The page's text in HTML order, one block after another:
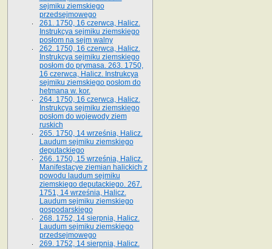
sejmiku ziemskiego
przedsejmowego
261. 1750, 16 czerwca, Halicz.
Instrukcya sejmiku ziemskiego
posłom na sejm walny
262. 1750, 16 czerwca, Halicz.
Instrukcya sejmiku ziemskiego
posłom do prymasa. 263. 1750,
16 czerwca, Halicz. Instrukcya
sejmiku ziemskiego posłom do
hetmana w. kor.
264. 1750, 16 czerwca, Halicz.
Instrukcya sejmiku ziemskiego
posłom do wojewody ziem
ruskich
265. 1750, 14 września, Halicz.
Laudum sejmiku ziemskiego
deputackiego
266. 1750, 15 września, Halicz.
Manifestacye ziemian halickich z
powodu laudum sejmiku
ziemskiego deputackiego. 267.
1751, 14 września, Halicz.
Laudum sejmiku ziemskiego
gospodarskiego
268. 1752, 14 sierpnia, Halicz.
Laudum sejmiku ziemskiego
przedsejmowego
269. 1752, 14 sierpnia, Halicz.